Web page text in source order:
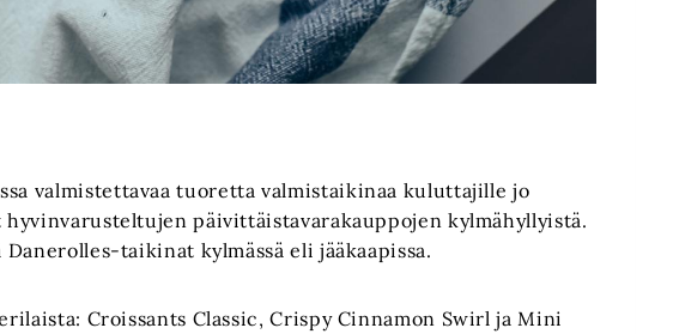
valmistettavaa tuoretta valmistaikinaa kuluttajille jo
hyvinvarusteltujen päivittäistavarakauppojen kylmähyllyistä.
taikinat kylmässä eli jääkaapissa.
Croissants Classic, Crispy Cinnamon Swirl ja Mini